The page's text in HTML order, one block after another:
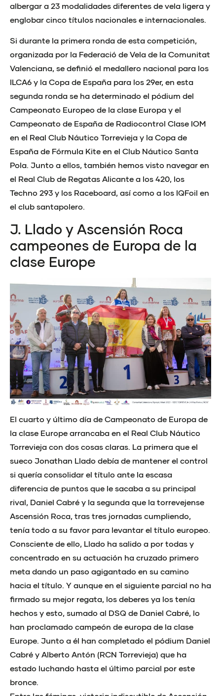
albergar a 23 modalidades diferentes de vela ligera y
englobar cinco títulos nacionales e internacionales.
Si durante la primera ronda de esta competición,
organizada por la Federació de Vela de la Comunitat
Valenciana, se definió el medallero nacional para los
ILCA6 y la Copa de España para los 29er, en esta
segunda ronda se ha determinado el pódium del
Campeonato Europeo de la clase Europa y el
Campeonato de España de Radiocontrol Clase IOM
en el Real Club Náutico Torrevieja y la Copa de
España de Fórmula Kite en el Club Náutico Santa
Pola. Junto a ellos, también hemos visto navegar en
el Real Club de Regatas Alicante a los 420, los
Techno 293 y los Raceboard, así como a los IQFoil en
el club santapolero.
J. Llado y Ascensión Roca
campeones de Europa de la
clase Europe
El cuarto y último día de Campeonato de Europa de
la clase Europe arrancaba en el Real Club Náutico
Torrevieja con dos cosas claras. La primera que el
sueco Jonathan Llado debía de mantener el control
si quería consolidar el título ante la escasa
diferencia de puntos que le sacaba a su principal
rival, Daniel Cabré y la segunda que la torrevejense
Ascensión Roca, tras tres jornadas cumpliendo,
tenía todo a su favor para levantar el título europeo.
Consciente de ello, Llado ha salido a por todas y
concentrado en su actuación ha cruzado primero
meta dando un paso agigantado en su camino
hacia el título. Y aunque en el siguiente parcial no ha
firmado su mejor regata, los deberes ya los tenía
hechos y esto, sumado al DSQ de Daniel Cabré, lo
han proclamado campeón de europa de la clase
Europe. Junto a él han completado el pódium Daniel
Cabré y Alberto Antón (RCN Torrevieja) que ha
estado luchando hasta el último parcial por este
bronce.